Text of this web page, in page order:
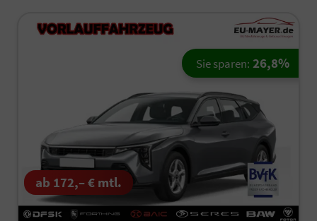
ab 172,– € mtl.
Sie sparen: 26,8%